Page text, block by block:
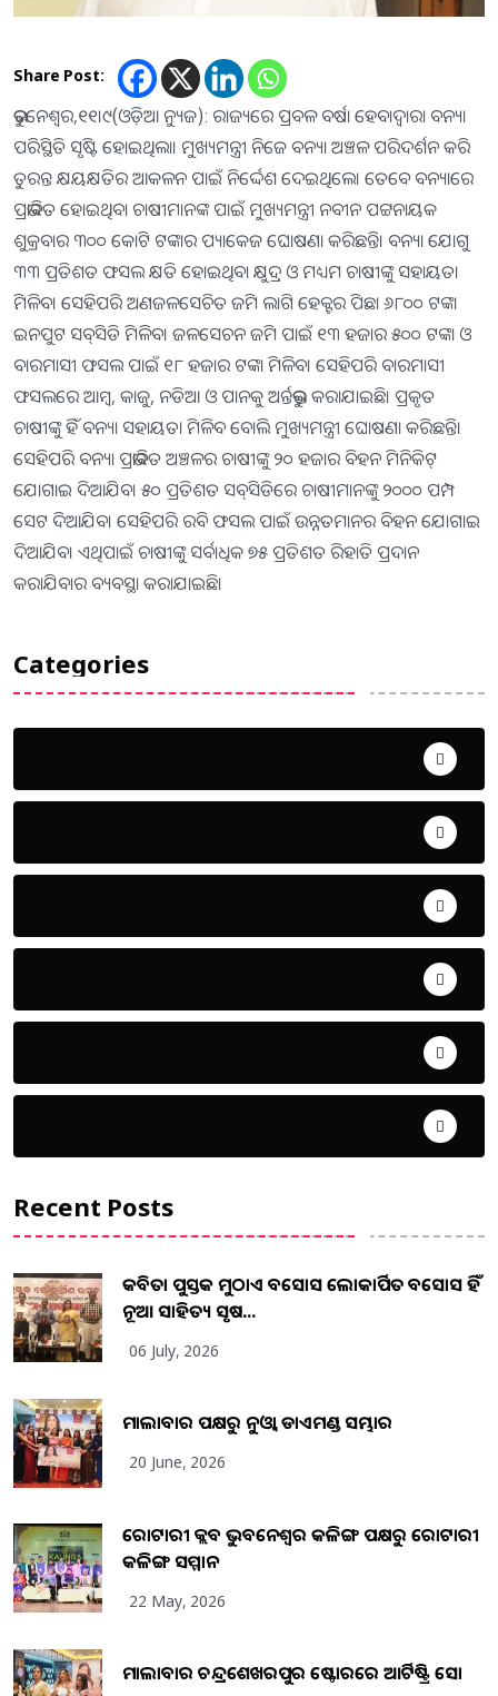
Share Post:
ଭୁବନେଶ୍ୱର,୧୧।୯(ଓଡ଼ିଆ ନ୍ୟୁଜ): ରାଜ୍ୟରେ ପ୍ରବଳ ବର୍ଷା ହେବାଦ୍ବାରା ବନ୍ୟା
ପରିସ୍ଥିତି ସୃଷ୍ଟି ହୋଇଥିଲା। ମୁଖ୍ୟମନ୍ତ୍ରୀ ନିଜେ ବନ୍ୟା ଅଞ୍ଚଳ ପରିଦର୍ଶନ କରି
ତୁରନ୍ତ କ୍ଷୟକ୍ଷତିର ଆକଳନ ପାଇଁ ନିର୍ଦ୍ଦେଶ ଦେଇଥିଲେ। ତେବେ ବନ୍ୟାରେ
ପ୍ରଭାବିତ ହୋଇଥିବା ଚାଷୀମାନଙ୍କ ପାଇଁ ମୁଖ୍ୟମନ୍ତ୍ରୀ ନବୀନ ପଟ୍ଟନାୟକ
ଶୁକ୍ରବାର ୩୦୦ କୋଟି ଟଙ୍କାର ପ୍ୟାକେଜ ଘୋଷଣା କରିଛନ୍ତି। ବନ୍ୟା ଯୋଗୁ
୩୩ ପ୍ରତିଶତ ଫସଲ କ୍ଷତି ହୋଇଥିବା କ୍ଷୁଦ୍ର ଓ ମଧ୍ୟମ ଚାଷୀଙ୍କୁ ସହାୟତା
ମିଳିବ। ସେହିପରି ଅଣଜଳସେଚିତ ଜମି ଲାଗି ହେକ୍ଟର ପିଛା ୬୮୦୦ ଟଙ୍କା
ଇନପୁଟ ସବ୍‌ସିଡି ମିଳିବ। ଜଳସେଚନ ଜମି ପାଇଁ ୧୩ ହଜାର ୫୦୦ ଟଙ୍କା ଓ
ବାରମାସୀ ଫସଲ ପାଇଁ ୧୮ ହଜାର ଟଙ୍କା ମିଳିବ। ସେହିପରି ବାରମାସୀ
ଫସଲରେ ଆମ୍ବ, କାଜୁ, ନଡିଆ ଓ ପାନକୁ ଅର୍ନ୍ତଭୁକ୍ତ କରାଯାଇଛି। ପ୍ରକୃତ
ଚାଷୀଙ୍କୁ ହିଁ ବନ୍ୟା ସହାୟତା ମିଳିବ ବୋଲି ମୁଖ୍ୟମନ୍ତ୍ରୀ ଘୋଷଣା କରିଛନ୍ତି।
ସେହିପରି ବନ୍ୟା ପ୍ରଭାବିତ ଅଞ୍ଚଳର ଚାଷୀଙ୍କୁ ୨୦ ହଜାର ବିହନ ମିନିକିଟ୍‌
ଯୋଗାଇ ଦିଆଯିବ। ୫୦ ପ୍ରତିଶତ ସବ୍‌ସିଡିରେ ଚାଷୀମାନଙ୍କୁ ୨୦୦୦ ପମ୍ପ
ସେଟ ଦିଆଯିବ। ସେହିପରି ରବି ଫସଲ ପାଇଁ ଉନ୍ନତମାନର ବିହନ ଯୋଗାଇ
ଦିଆଯିବ। ଏଥିପାଇଁ ଚାଷୀଙ୍କୁ ସର୍ବାଧିକ ୭୫ ପ୍ରତିଶତ ରିହାତି ପ୍ରଦାନ
କରାଯିବାର ବ୍ୟବସ୍ଥା କରାଯାଇଛି।
Categories
Recent Posts
କବିତା ପୁସ୍ତକ ମୁଠାଏ ଅବସୋସ ଲୋକାର୍ପିତ ଅବସୋସ ହିଁ
ନୂଆ ସାହିତ୍ୟ ସୃଷ...
06 July, 2026
ମାଲାବାର ପକ୍ଷରୁ ନୁଓ୍ବା ଡାଏମଣ୍ଡ ସମ୍ଭାର
20 June, 2026
ରୋଟାରୀ କ୍ଲବ ଭୁବନେଶ୍ୱର କଳିଙ୍ଗ ପକ୍ଷରୁ ରୋଟାରୀ
କଳିଙ୍ଗ ସମ୍ମାନ
22 May, 2026
ମାଲାବାର ଚନ୍ଦ୍ରଶେଖରପୁର ଷ୍ଟୋରରେ ଆର୍ଟିଷ୍ଟ୍ରି ସୋ